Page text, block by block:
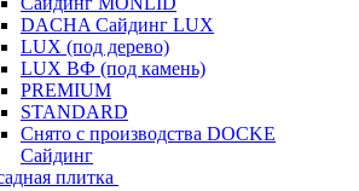
DACHA Сайдинг LUX
LUX (под дерево)
LUX ВФ (под камень)
PREMIUM
STANDARD
Снято с производства DOCKE
Сайдинг
плитка